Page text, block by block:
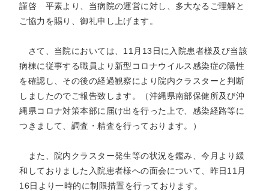
謹啓 平素より、当病院の運営に対し、多大なるご理解と
ご協力を賜り、御礼申し上げます。
さて、当院においては、11月13日に入院患者様及び当該
病棟に従事する職員より新型コロナウイルス感染症の陽性
を確認し、その後の経過観察により院内クラスターと判断
しましたのでご報告致します。（沖縄県南部保健所及び沖
縄県コロナ対策本部に届け出を行った上で、感染経路等に
つきまして、調査・精査を行っております。）
また、院内クラスター発生等の状況を鑑み、今月より緩
和しておりました入院患者様への面会について、昨日11月
16日より一時的に制限措置を行っております。